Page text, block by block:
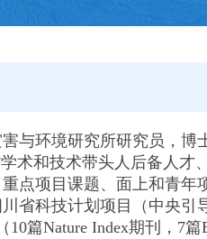
与环境研究所研究员，博
术和技术带头人后备人
点项目课题、面上和青年
省科技计划项目（中央引
篇Nature Index期刊，7